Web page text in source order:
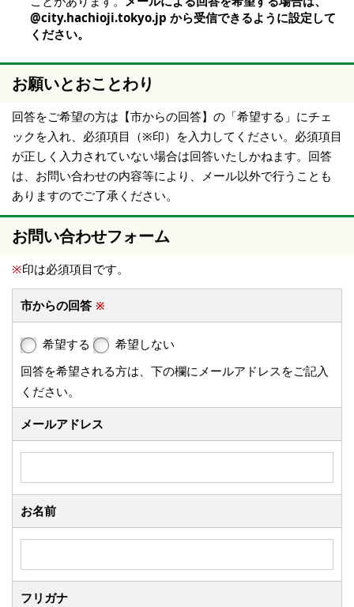
@city.hachioji.tokyo.jp から受信できるように設定して
ください。
お願いとおことわり
回答をご希望の方は【市からの回答】の「希望する」にチェ
ックを入れ、必須項目（※印）を入力してください。必須項目
が正しく入力されていない場合は回答いたしかねます。回答
は、お問い合わせの内容等により、メール以外で行うことも
ありますのでご了承ください。
お問い合わせフォーム
※印は必須項目です。
市からの回答 ※
希望する
希望しない
回答を希望される方は、下の欄にメールアドレスをご記入
ください。
メールアドレス
お名前
フリガナ